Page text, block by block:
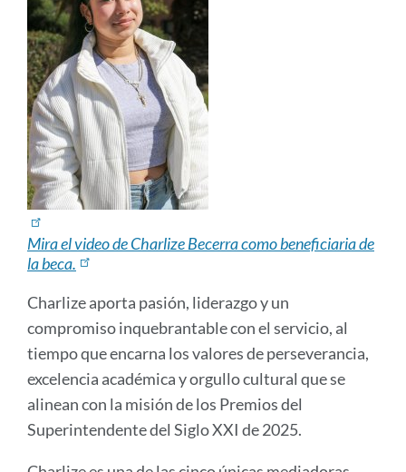
Mira el video de Charlize Becerra como beneficiaria de
la beca.
Charlize aporta pasión, liderazgo y un
compromiso inquebrantable con el servicio, al
tiempo que encarna los valores de perseverancia,
excelencia académica y orgullo cultural que se
alinean con la misión de los Premios del
Superintendente del Siglo XXI de 2025.